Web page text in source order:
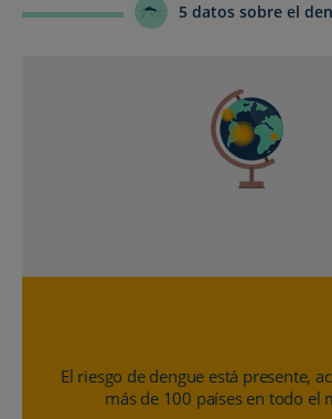
5 datos sobre el
El riesgo de dengue está presente,
más de 100 países en todo el